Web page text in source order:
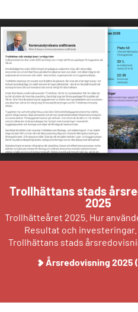
Trollhättans stads
2025
Trollhätteåret 2025. Hur
Resultat och investeringar.
Trollhättans stads
Årsredovisning 2025